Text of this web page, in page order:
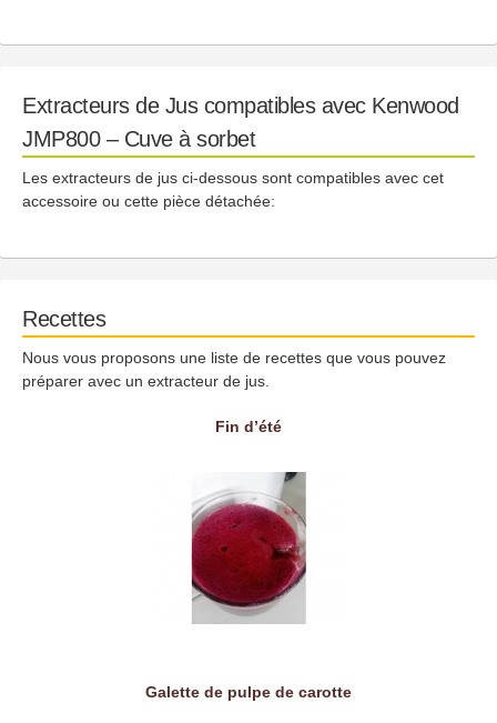
Extracteurs de Jus compatibles avec Kenwood
JMP800 – Cuve à sorbet
Les extracteurs de jus ci-dessous sont compatibles avec cet
accessoire ou cette pièce détachée:
Recettes
Nous vous proposons une liste de recettes que vous pouvez
préparer avec un extracteur de jus.
Fin d’été
Galette de pulpe de carotte